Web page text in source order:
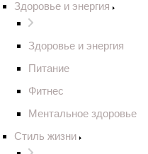
Здоровье и энергия
Здоровье и энергия
Питание
Фитнес
Ментальное здоровье
Стиль жизни